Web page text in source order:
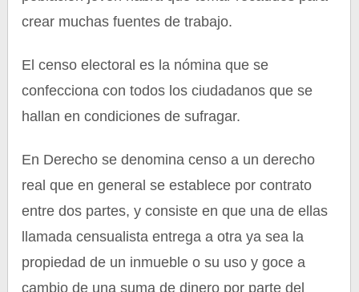
crear muchas fuentes de trabajo.
El censo electoral es la nómina que se
confecciona con todos los ciudadanos que se
hallan en condiciones de sufragar.
En Derecho se denomina censo a un derecho
real que en general se establece por contrato
entre dos partes, y consiste en que una de ellas
llamada censualista entrega a otra ya sea la
propiedad de un inmueble o su uso y goce a
cambio de una suma de dinero por parte del